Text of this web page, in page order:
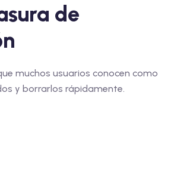
de
muchos usuarios conocen como
y borrarlos rápidamente.